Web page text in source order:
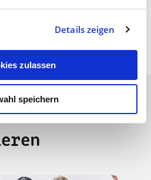
Details zeigen
zulassen
speichern
Sie auch